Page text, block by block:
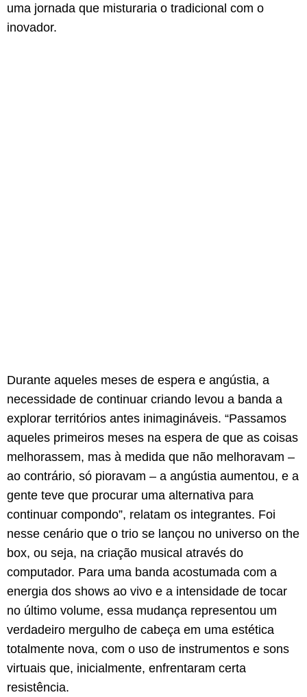
uma jornada que misturaria o tradicional com o
inovador.
Durante aqueles meses de espera e angústia, a
necessidade de continuar criando levou a banda a
explorar territórios antes inimagináveis. “Passamos
aqueles primeiros meses na espera de que as coisas
melhorassem, mas à medida que não melhoravam –
ao contrário, só pioravam – a angústia aumentou, e a
gente teve que procurar uma alternativa para
continuar compondo”, relatam os integrantes. Foi
nesse cenário que o trio se lançou no universo on the
box, ou seja, na criação musical através do
computador. Para uma banda acostumada com a
energia dos shows ao vivo e a intensidade de tocar
no último volume, essa mudança representou um
verdadeiro mergulho de cabeça em uma estética
totalmente nova, com o uso de instrumentos e sons
virtuais que, inicialmente, enfrentaram certa
resistência.